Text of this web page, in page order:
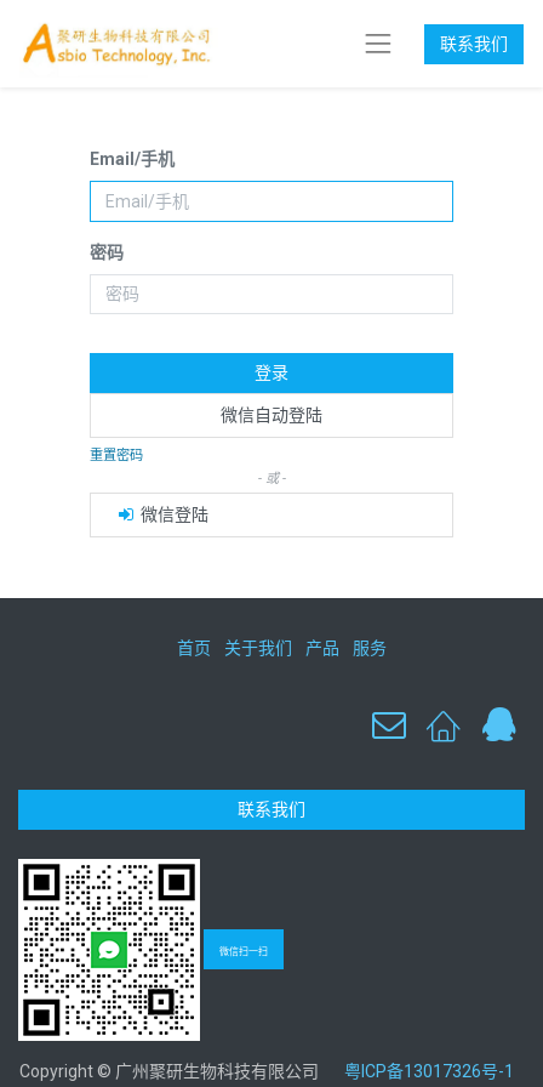
联系我们
Email/手机
密码
登录
微信自动登陆
重置密码
- 或 -
微信登陆
首页 关于我们 产品 服务
联系我们
微信扫一扫
Copyright © 广州聚研生物科技有限公司 粤ICP备13017326号-1